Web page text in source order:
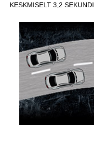
KESKMISELT 3,2